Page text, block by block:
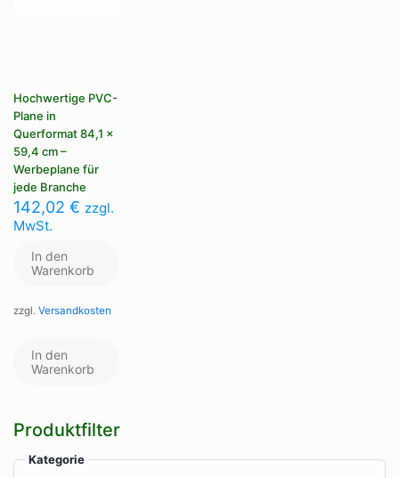
Hochwertige PVC-
Plane in
Querformat 84,1 x
59,4 cm –
Werbeplane für
jede Branche
142,02 € zzgl.
MwSt.
In den
Warenkorb
zzgl. Versandkosten
In den
Warenkorb
Produktfilter
Kategorie